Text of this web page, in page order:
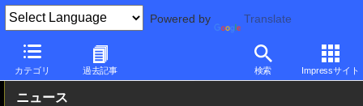
Powered by Translate
カテゴリ 過去記事 検索 Impressサイト
PC Watch 市場 動向
ニュース